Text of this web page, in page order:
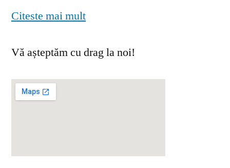
Citeste mai mult
Vă așteptăm cu drag la noi!